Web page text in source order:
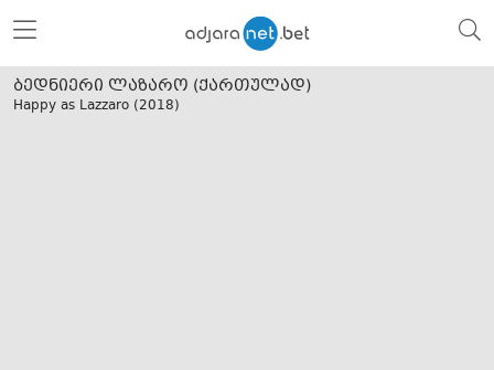
ბედნიერი ლაზარო (ქართულად)
Happy as Lazzaro (2018)